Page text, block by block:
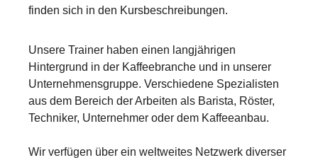
finden sich in den Kursbeschreibungen.
Unsere Trainer haben einen langjährigen
Hintergrund in der Kaffeebranche und in unserer
Unternehmensgruppe. Verschiedene Spezialisten
aus dem Bereich der Arbeiten als Barista, Röster,
Techniker, Unternehmer oder dem Kaffeeanbau.
Wir verfügen über ein weltweites Netzwerk diverser